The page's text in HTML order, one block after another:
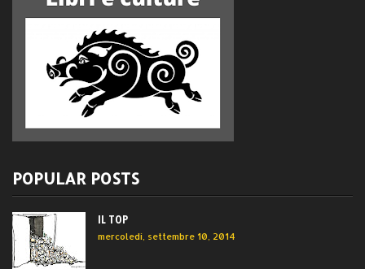
POPULAR POSTS
IL TOP
mercoledì, settembre 10, 2014